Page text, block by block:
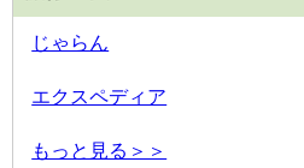
じゃらん
エクスペディア
もっと見る＞＞